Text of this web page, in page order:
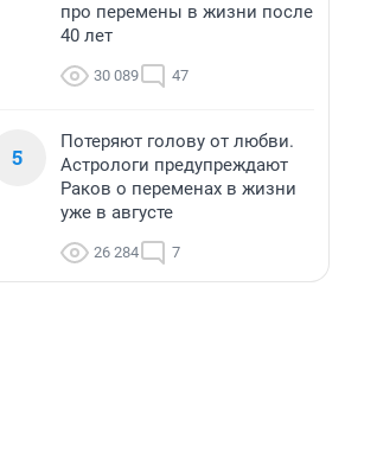
про перемены в жизни после
40 лет
30 089 47
5
Потеряют голову от любви.
Астрологи предупреждают
Раков о переменах в жизни
уже в августе
26 284 7